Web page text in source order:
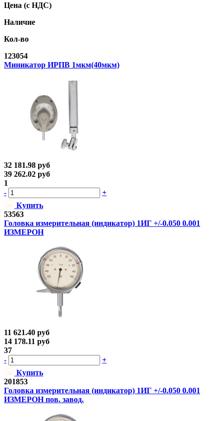
Цена (с НДС)
Наличие
Кол-во
123054
Миникатор ИРПВ 1мкм(40мкм)
32 181.98 руб
39 262.02 руб
1
-
+
Купить
53563
Головка измерительная (индикатор) 1ИГ +/-0.050 0.001
ИЗМЕРОН
11 621.40 руб
14 178.11 руб
37
-
+
Купить
201853
Головка измерительная (индикатор) 1ИГ +/-0.050 0.001
ИЗМЕРОН пов. завод.